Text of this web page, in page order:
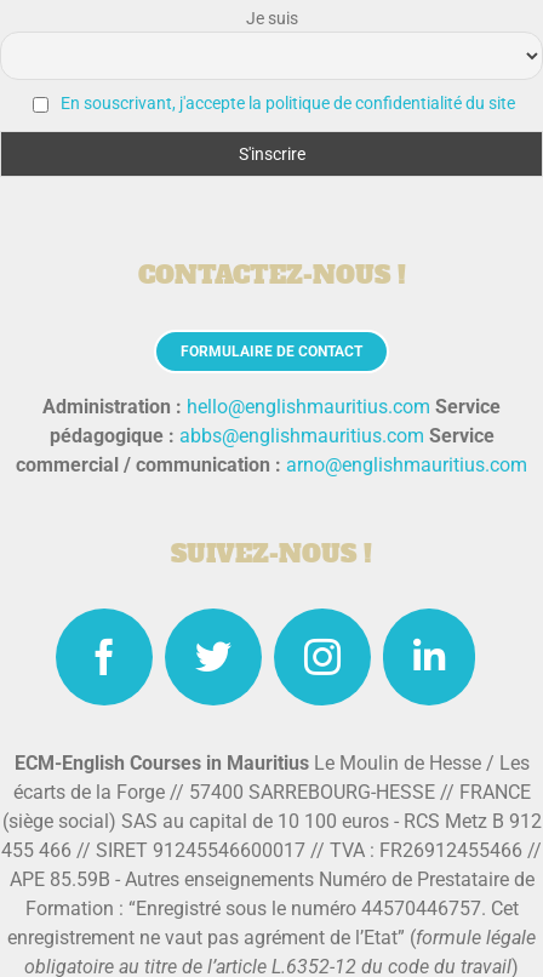
Je suis
En souscrivant, j'accepte la politique de confidentialité du site
CONTACTEZ-NOUS !
FORMULAIRE DE CONTACT
Administration : hello@englishmauritius.com Service
pédagogique : abbs@englishmauritius.com Service
commercial / communication : arno@englishmauritius.com
SUIVEZ-NOUS !
ECM-English Courses in MauritiusLe Moulin de Hesse / Les
écarts de la Forge // 57400 SARREBOURG-HESSE // FRANCE
(siège social) SAS au capital de 10 100 euros - RCS Metz B 912
455 466 // SIRET 91245546600017 // TVA : FR26912455466 //
APE 85.59B - Autres enseignements Numéro de Prestataire de
Formation : “Enregistré sous le numéro 44570446757. Cet
enregistrement ne vaut pas agrément de l’Etat” (formule légale
obligatoire au titre de l’article L.6352-12 du code du travail)